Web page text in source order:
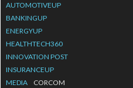
AUTOMOTIVEUP
BANKINGUP
ENERGYUP
HEALTHTECH360
INNOVATION POST
INSURANCEUP
MEDIA
CORCOM